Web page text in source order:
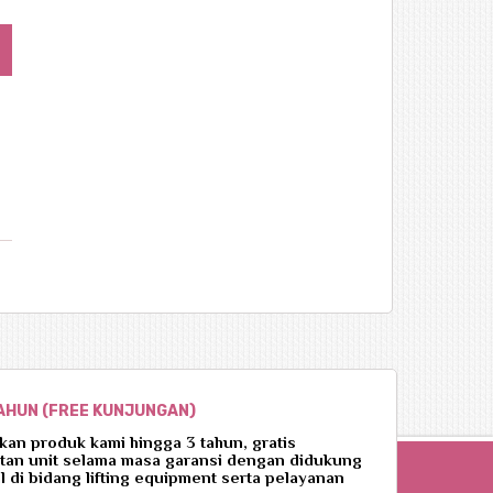
(FREE KUNJUNGAN)
produk kami hingga 3 tahun, gratis
unit selama masa garansi dengan didukung
di bidang lifting equipment serta pelayanan